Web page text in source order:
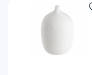
Оформление